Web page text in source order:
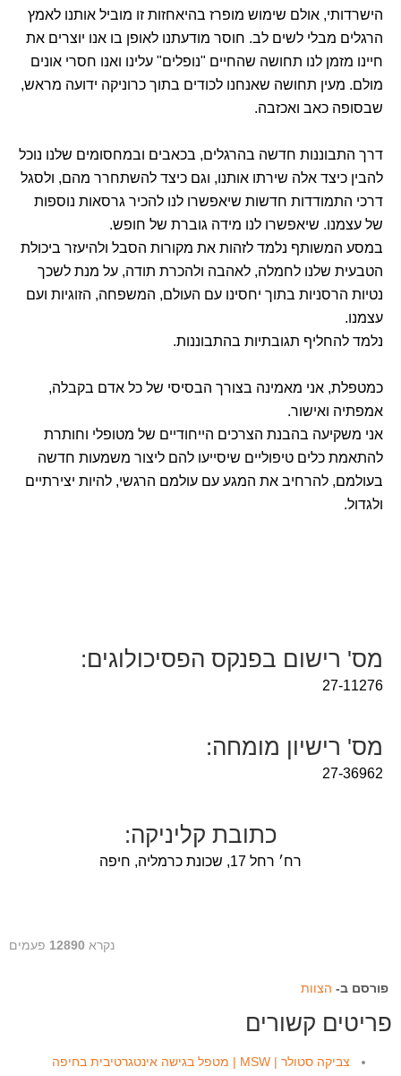
הישרדותי, אולם שימוש מופרז בהיאחזות זו מוביל אותנו לאמץ
הרגלים מבלי לשים לב. חוסר מודעתנו לאופן בו אנו יוצרים את
חיינו מזמן לנו תחושה שהחיים "נופלים" עלינו ואנו חסרי אונים
מולם. מעין תחושה שאנחנו לכודים בתוך כרוניקה ידועה מראש,
שבסופה כאב ואכזבה.
דרך התבוננות חדשה בהרגלים, בכאבים ובמחסומים שלנו נוכל
להבין כיצד אלה שירתו אותנו, וגם כיצד להשתחרר מהם, ולסגל
דרכי התמודדות חדשות שיאפשרו לנו להכיר גרסאות נוספות
של עצמנו. שיאפשרו לנו מידה גוברת של חופש.
במסע המשותף נלמד לזהות את מקורות הסבל ולהיעזר ביכולת
הטבעית שלנו לחמלה, לאהבה ולהכרת תודה, על מנת לשכך
נטיות הרסניות בתוך יחסינו עם העולם, המשפחה, הזוגיות ועם
עצמנו.
נלמד להחליף תגובתיות בהתבוננות.
כמטפלת, אני מאמינה בצורך הבסיסי של כל אדם בקבלה,
אמפתיה ואישור.
אני משקיעה בהבנת הצרכים הייחודיים של מטופלי וחותרת
להתאמת כלים טיפוליים שיסייעו להם ליצור משמעות חדשה
בעולמם, להרחיב את המגע עם עולמם הרגשי, להיות יצירתיים
ולגדול.
מס' רישום בפנקס הפסיכולוגים:
27-11276
מס' רישיון מומחה:
27-36962
כתובת קליניקה:
רח׳ רחל 17, שכונת כרמליה, חיפה
נקרא 12890 פעמים
פורסם ב- הצוות
פריטים קשורים
צביקה סטולר | MSW | מטפל בגישה אינטגרטיבית בחיפה